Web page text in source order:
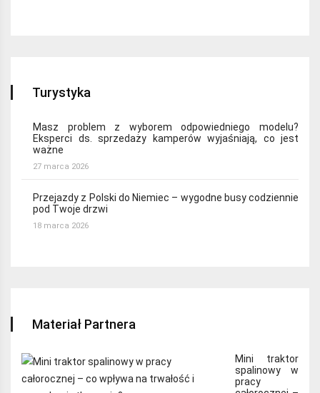
Turystyka
Masz problem z wyborem odpowiedniego modelu?
Eksperci ds. sprzedaży kamperów wyjaśniają, co jest
ważne
27 marca 2026
Przejazdy z Polski do Niemiec – wygodne busy codziennie
pod Twoje drzwi
18 marca 2026
Materiał Partnera
Mini traktor
spalinowy w
pracy